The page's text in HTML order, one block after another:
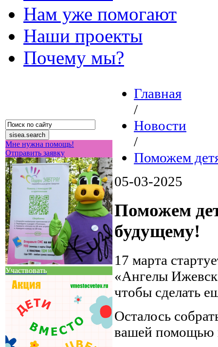
Нам уже помогают
Наши проекты
Почему мы?
Мне нужна помощь!
Отправить заявку
Участвовать
Главная
/
Новости
/
Поможем
05-03-2025
Поможем
будущему!
17 марта
«Ангелы
чтобы сделать
Осталось
вашей помощью